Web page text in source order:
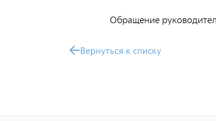
Обращение
Вернуться к списку
Обратная связь